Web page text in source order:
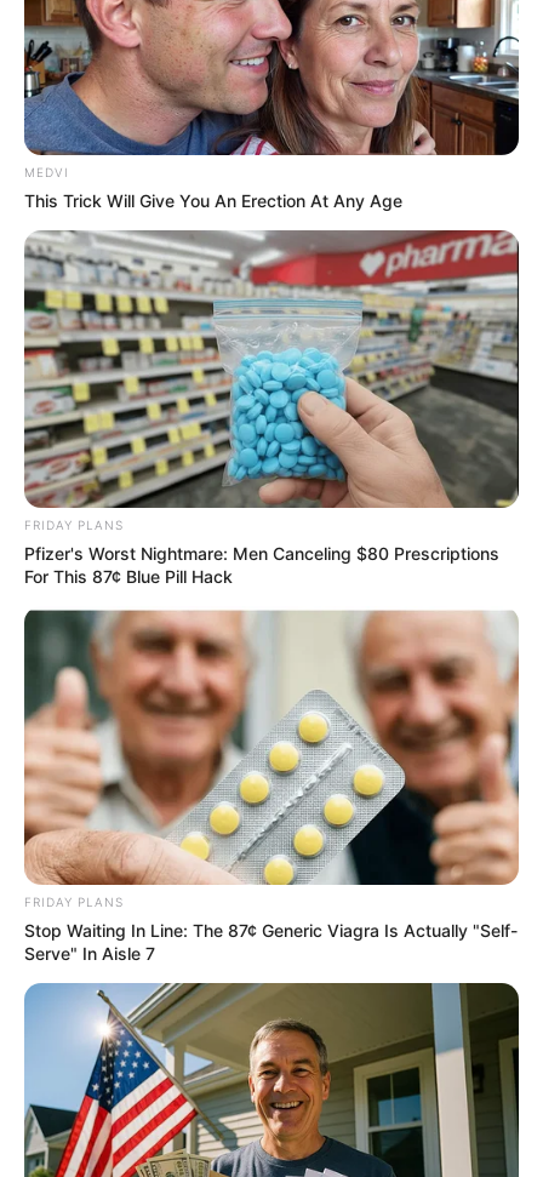
นักเขียน
อิสฺวาสุ
เชื่อในสิ่งที่เฮ็ด เฮ็ดในสิ่งที่เชื่อ
เนื้อหาที่ได้รับการโปรโมต
Olena Zelenska's Life Changed Overnight
BRAINBERRIES
Enter A World Of Weirdness: 8 Horror Movies Where
Nobody Dies
BRAINBERRIES
10 Tallest Women You Won't Believe Exist
BRAINBERRIES
MEDVI
This Trick Will Give You An Erection At Any Age
FRIDAY PLANS
Pfizer's Worst Nightmare: Men Canceling $80 Prescriptions
For This 87¢ Blue Pill Hack
FRIDAY PLANS
Stop Waiting In Line: The 87¢ Generic Viagra Is Actually "Self-
Serve" In Aisle 7